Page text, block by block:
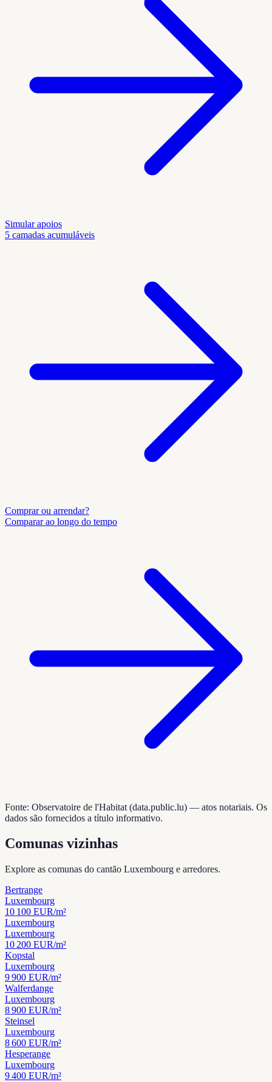
Simular apoios
5 camadas acumuláveis
Comprar ou arrendar?
Comparar ao longo do tempo
Fonte: Observatoire de l'Habitat (data.public.lu) — atos notariais. Os
dados são fornecidos a título informativo.
Comunas vizinhas
Explore as comunas do cantão Luxembourg e arredores.
Bertrange
Luxembourg
10 100 EUR/m²
Luxembourg
Luxembourg
10 200 EUR/m²
Kopstal
Luxembourg
9 900 EUR/m²
Walferdange
Luxembourg
8 900 EUR/m²
Steinsel
Luxembourg
8 600 EUR/m²
Hesperange
Luxembourg
9 400 EUR/m²